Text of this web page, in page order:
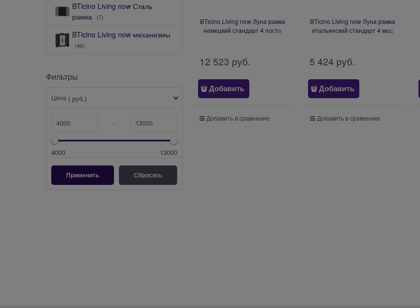
BTicino Living now Сталь
рамка
(7)
BTicino Living now механизмы
(40)
Фильтры
Цена ( руб.)
-
4000 13000
BTicino Living now Луна рамка
немецкий стандарт 4 поста
12 523 руб.
Добавить
Добавить в сравнение
BTicino Living now Луна рамка
итальянский стандарт 4 мод
5 424 руб.
Добавить
Добавить в сравнение